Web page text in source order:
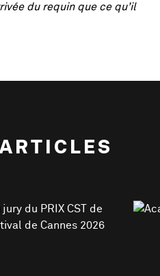
du requin que ce qu’il